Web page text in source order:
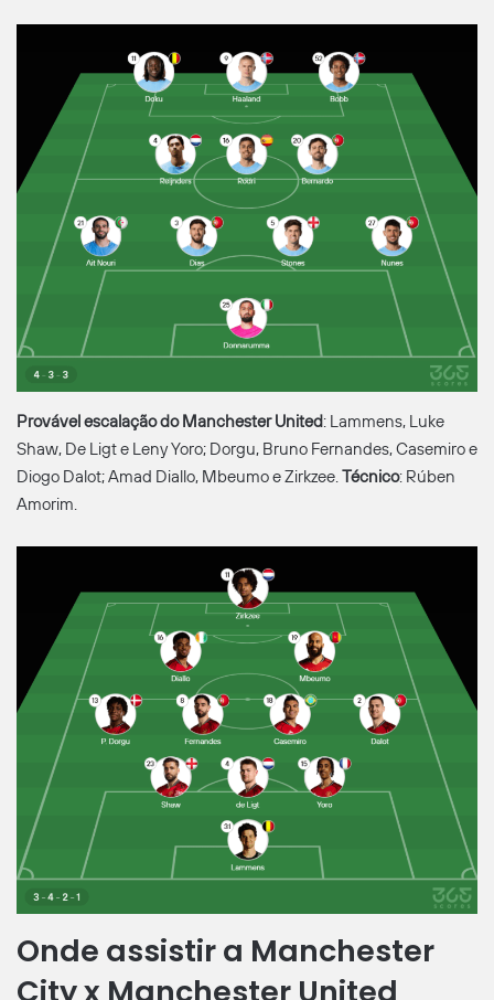
Provável escalação do Manchester United: Lammens, Luke
Shaw, De Ligt e Leny Yoro; Dorgu, Bruno Fernandes, Casemiro e
Diogo Dalot; Amad Diallo, Mbeumo e Zirkzee.Técnico: Rúben
Amorim.
Onde assistir a Manchester
City x Manchester United